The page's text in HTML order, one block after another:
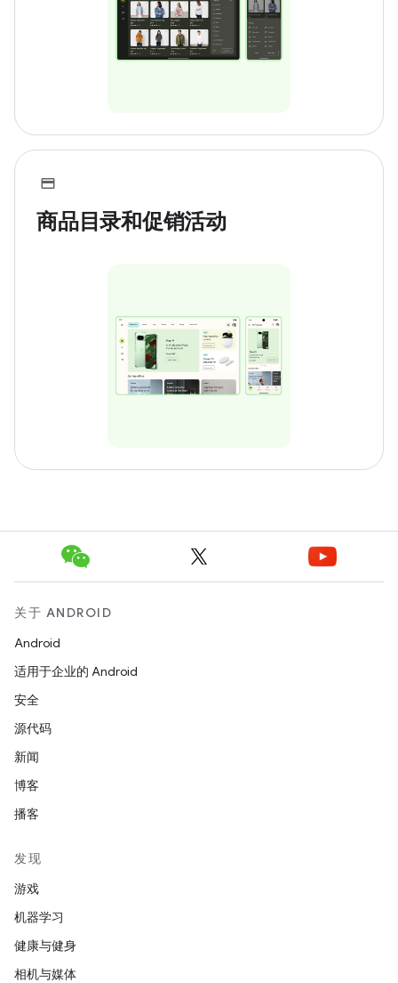
商品目录和促销活动
关于 ANDROID
Android
适用于企业的 Android
安全
源代码
新闻
博客
播客
发现
游戏
机器学习
健康与健身
相机与媒体